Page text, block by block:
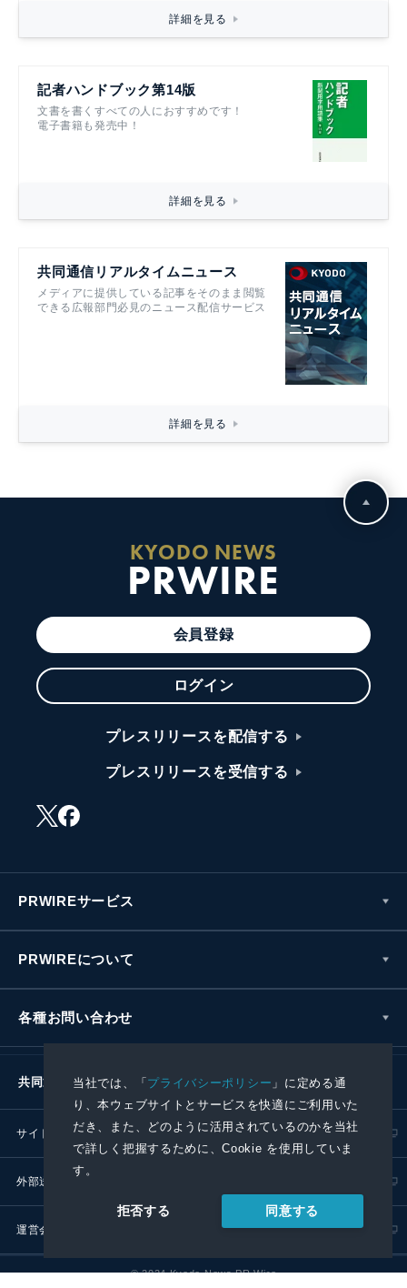
当社では、「プライバシーポリシー 」に定める通
り、本ウェブサイトとサービスを快適にご利用いた
だき、また、どのように活用されているのかを当社
で詳しく把握するために、Cookie を使用していま
す。
拒否する 同意する
詳細を見る
記者ハンドブック第14版
文書を書くすべての人におすすめです！
電子書籍も発売中！
詳細を見る
共同通信リアルタイムニュース
メディアに提供している記事をそのまま閲覧
できる広報部門必見のニュース配信サービス
詳細を見る
KYODO NEWS
PRWIRE
会員登録
ログイン
プレスリリースを配信する
プレスリリースを受信する
PRWIREサービス
PRWIREについて
各種お問い合わせ
共同通信社グループ
サイトポリシー プライバシーポリシー
外部送信ポリシー
運営会社 RSS
© 2024 Kyodo News PR Wire